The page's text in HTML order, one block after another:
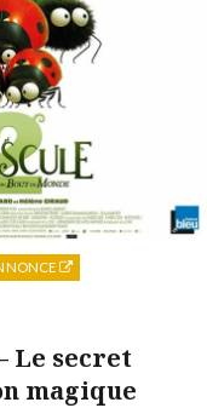
Le secret
magique